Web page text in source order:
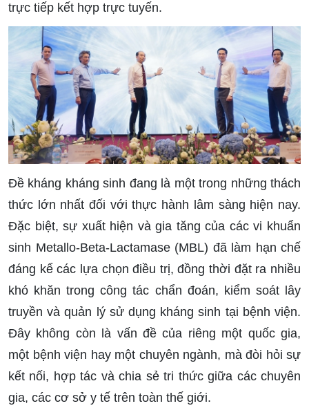
trực tiếp kết hợp trực tuyến.
Đề kháng kháng sinh đang là một trong những thách
thức lớn nhất đối với thực hành lâm sàng hiện nay.
Đặc biệt, sự xuất hiện và gia tăng của các vi khuẩn
sinh Metallo-Beta-Lactamase (MBL) đã làm hạn chế
đáng kể các lựa chọn điều trị, đồng thời đặt ra nhiều
khó khăn trong công tác chẩn đoán, kiểm soát lây
truyền và quản lý sử dụng kháng sinh tại bệnh viện.
Đây không còn là vấn đề của riêng một quốc gia,
một bệnh viện hay một chuyên ngành, mà đòi hỏi sự
kết nối, hợp tác và chia sẻ tri thức giữa các chuyên
gia, các cơ sở y tế trên toàn thế giới.